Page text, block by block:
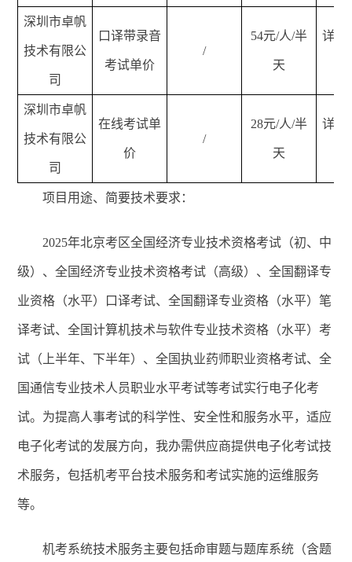
深圳市卓帆
技术有限公
司
口译带录音
考试单价
/
54元/人/半
天
详见
深圳市卓帆
技术有限公
司
在线考试单
价
/
28元/人/半
天
详见
项目用途、简要技术要求：
2025年北京考区全国经济专业技术资格考试（初、中
级）、全国经济专业技术资格考试（高级）、全国翻译专
业资格（水平）口译考试、全国翻译专业资格（水平）笔
译考试、全国计算机技术与软件专业技术资格（水平）考
试（上半年、下半年）、全国执业药师职业资格考试、全
国通信专业技术人员职业水平考试等考试实行电子化考
试。为提高人事考试的科学性、安全性和服务水平，适应
电子化考试的发展方向，我办需供应商提供电子化考试技
术服务，包括机考平台技术服务和考试实施的运维服务
等。
机考系统技术服务主要包括命审题与题库系统（含题